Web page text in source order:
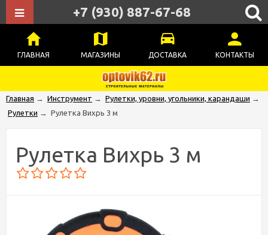
ГЛАВНАЯ МАГАЗИНЫ ДОСТАВКА КОНТАКТЫ
+7 (930) 887-67-68
Главная → Инструмент → Рулетки, уровни, угольники, карандаши →
Рулетки → Рулетка Вихрь 3 м
Рулетка Вихрь 3 м